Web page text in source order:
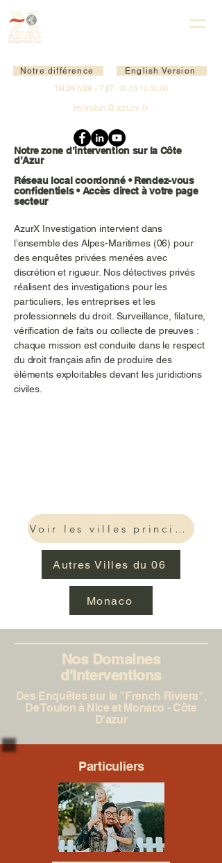
Tél. 24 h/24 – 7 j/7: 06 88 12 52 66
Notre différence English Version
mission@azurx.fr
Notre zone d’intervention sur la Côte
d’Azur
Réseau local coordonné • Rendez-vous
confidentiels • Accès direct à votre page
secteur
AzurX Investigation intervient dans
l’ensemble des Alpes-Maritimes (06) pour
des enquêtes privées menées avec
discrétion et rigueur. Nos détectives privés
réalisent des investigations pour les
particuliers, les entreprises et les
professionnels du droit. Surveillance, filature,
vérification de faits ou collecte de preuves :
chaque mission est conduite dans le respect
du droit français afin de produire des
éléments exploitables devant les juridictions
civiles.
Voir les villes principales
Autres Villes du 06
Monaco
Nos Domaines
d'Interventions
Des Enquêtes sur la "French Riviera",
De Toulon à Nice et Monaco - Côte
D'azur
Particuliers